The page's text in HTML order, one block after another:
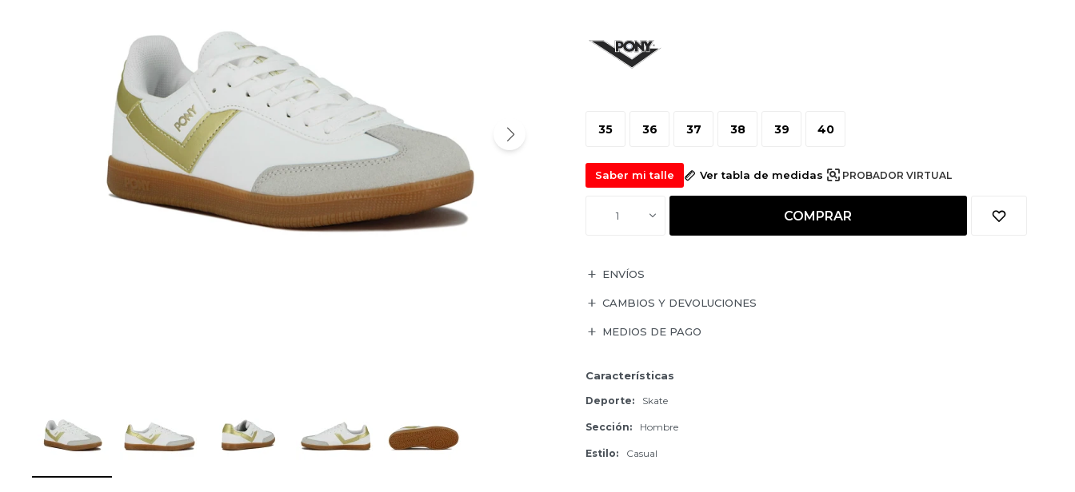
35 36 37 38 39 40
Saber mi talle Ver tabla de medidas PROBADOR VIRTUAL
1 COMPRAR
ENVÍOS
CAMBIOS Y DEVOLUCIONES
MEDIOS DE PAGO
Características
Deporte Skate
Sección Hombre
Estilo Casual